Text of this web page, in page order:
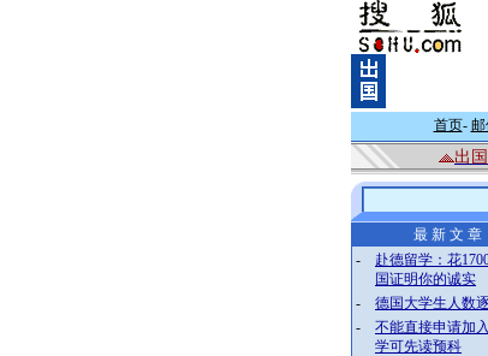
首页- 邮
出
最 新 文 章
-
赴德留学：花
国证明你的诚实
-
德国大学生人数
-
不能直接申请加
学可先读预科